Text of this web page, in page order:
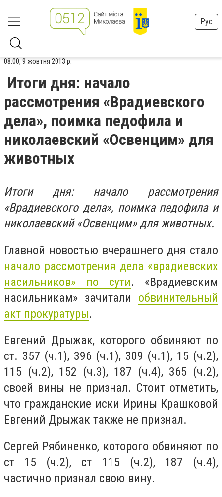
Рус
08:00, 9 жовтня 2013 р.
Итоги дня: начало
рассмотрения «Врадиевского
дела», поимка педофила и
николаевский «Освенцим» для
животных
Итоги дня: начало рассмотрения
«Врадиевского дела», поимка педофила и
николаевский «Освенцим» для животных.
Главной новостью вчерашнего дня стало
начало рассмотрения дела «врадиевских
насильников» по сути. «Врадиевским
насильникам» зачитали обвинительный
акт прокуратуры.
Евгений Дрыжак, которого обвиняют по
ст. 357 (ч.1), 396 (ч.1), 309 (ч.1), 15 (ч.2),
115 (ч.2), 152 (ч.3), 187 (ч.4), 365 (ч.2),
своей вины не признал. Стоит отметить,
что гражданские иски Ирины Крашковой
Евгений Дрыжак также не признал.
Сергей Рябиненко, которого обвиняют по
ст 15 (ч.2), ст 115 (ч.2), 187 (ч.4),
частично признал свою вину.